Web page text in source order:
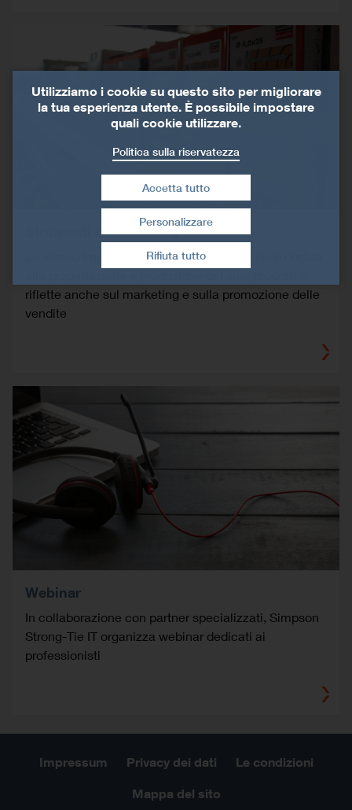
Strumenti di marketing
Lo stesso impegno che Simpson Strong-Tie® dedica
riflette anche sul marketing e sulla promozione delle
vendite
Webinar
In collaborazione con partner specializzati, Simpson
Strong-Tie IT organizza webinar dedicati ai
professionisti
Impressum Privacy dei dati Le condizioni
Mappa del sito
Utilizziamo i cookie su questo sito per migliorare
la tua esperienza utente. È possibile impostare
quali cookie utilizzare.
Politica sulla riservatezza
Rifiuta tutto
Accetta tutto
Revoca consenso
Personalizzare